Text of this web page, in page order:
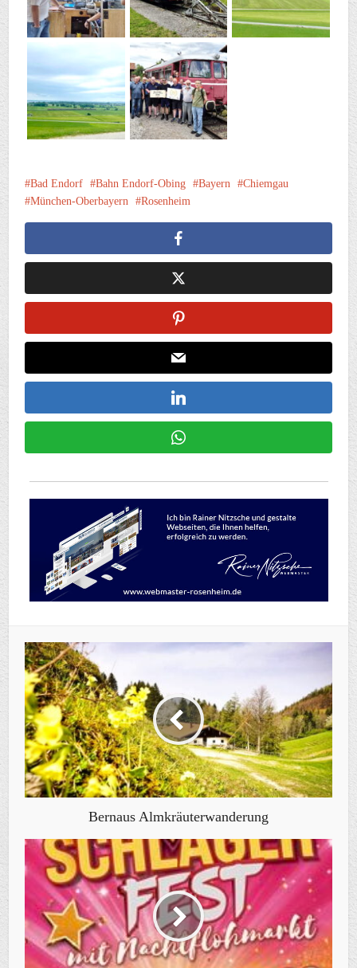
Bad Endorf Bahn Endorf-Obing Bayern
Chiemgau
München-Oberbayern
Rosenheim
Bernaus Almkräuterwanderung